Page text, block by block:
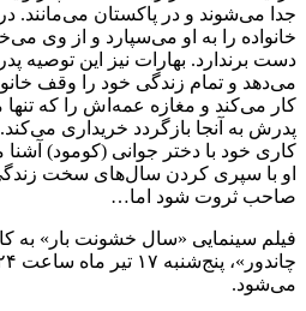
جدا می‌شوند و در پاکستان می‌مانند.
خانواده را به او می‌سپارد و از وی
دست برندارد. بهارات نیز این توصیه
می‌دهد و تمام زندگی خود را وقف
کار می‌کند و مغازه عمه‌اش را که
پدرش به آنجا بازگردد خریداری
کاری خود با دختر جوانی (کومود) آشنا
او با سپری کردن سال‌های سخت
صاحب ثروت شود اما…
فیلم سینمایی «سال خشونت بار» به
می‌شود.